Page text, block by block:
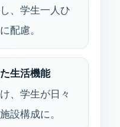
、学生一人ひ
配慮。
生活機能
、学生が日々
設構成に。